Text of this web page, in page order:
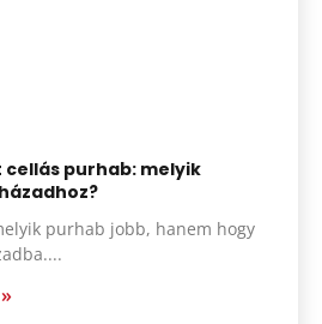
purhab: melyik
purhab jobb, hanem hogy